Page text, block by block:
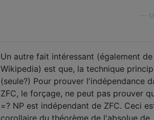
Un autre fait intéressant (également de
Wikipedia) est que, la technique
(seule?) Pour prouver l'indépendance
ZFC, le forçage, ne peut pas prouver
=? NP est indépendant de ZFC. Ceci
corollaire du théorème de l'absolue de